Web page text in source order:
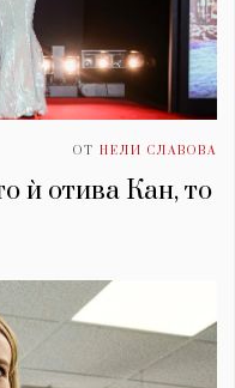
ОТ НЕЛИ СЛАВОВА
ѝ отива Кан, то